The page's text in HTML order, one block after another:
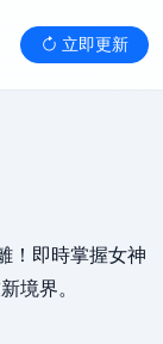
立即更新
！即時掌握女神
境界。